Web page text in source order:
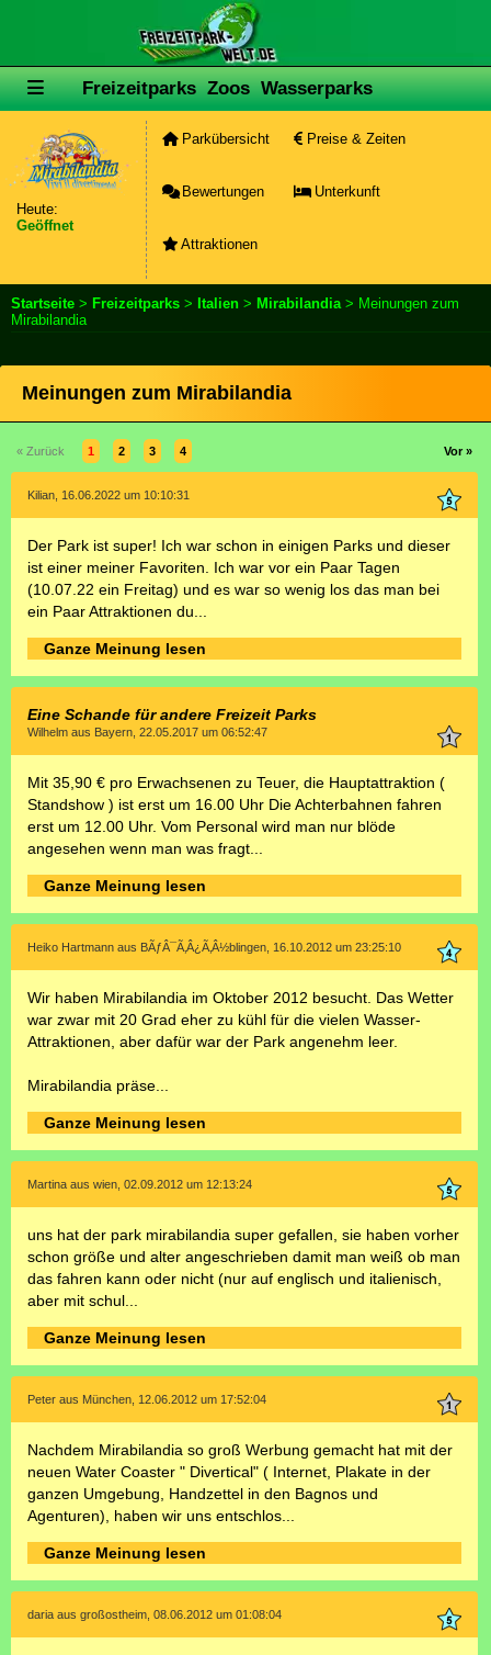
Freizeitparks Zoos Wasserparks
Heute:
Geöffnet
Parkübersicht Preise & Zeiten
Bewertungen Unterkunft
Attraktionen
Startseite > Freizeitparks > Italien > Mirabilandia> Meinungen zum
Mirabilandia
Meinungen zum Mirabilandia
« Zurück 1 2 3 4 Vor »
Kilian, 16.06.2022 um 10:10:31
Der Park ist super! Ich war schon in einigen Parks und dieser
ist einer meiner Favoriten. Ich war vor ein Paar Tagen
(10.07.22 ein Freitag) und es war so wenig los das man bei
ein Paar Attraktionen du...
Ganze Meinung lesen
Eine Schande für andere Freizeit Parks
Wilhelm aus Bayern, 22.05.2017 um 06:52:47
Mit 35,90 € pro Erwachsenen zu Teuer, die Hauptattraktion (
Standshow ) ist erst um 16.00 Uhr Die Achterbahnen fahren
erst um 12.00 Uhr. Vom Personal wird man nur blöde
angesehen wenn man was fragt...
Ganze Meinung lesen
Heiko Hartmann aus BÃƒÂ¯Ã‚Â¿Ã‚Â½blingen, 16.10.2012 um 23:25:10
Wir haben Mirabilandia im Oktober 2012 besucht. Das Wetter
war zwar mit 20 Grad eher zu kühl für die vielen Wasser-
Attraktionen, aber dafür war der Park angenehm leer.
Mirabilandia präse...
Ganze Meinung lesen
Martina aus wien, 02.09.2012 um 12:13:24
uns hat der park mirabilandia super gefallen, sie haben vorher
schon größe und alter angeschrieben damit man weiß ob man
das fahren kann oder nicht (nur auf englisch und italienisch,
aber mit schul...
Ganze Meinung lesen
Peter aus München, 12.06.2012 um 17:52:04
Nachdem Mirabilandia so groß Werbung gemacht hat mit der
neuen Water Coaster " Divertical" ( Internet, Plakate in der
ganzen Umgebung, Handzettel in den Bagnos und
Agenturen), haben wir uns entschlos...
Ganze Meinung lesen
daria aus großostheim, 08.06.2012 um 01:08:04